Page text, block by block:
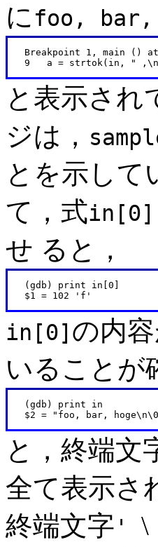
にfoo, bar,
Breakpoint 1, main ()
と表示され
ジは，
とを示して
て，式in[0]
せ ると，
   (gdb) print in[0]
in[0] の内
いることが
   (gdb) print in
と，終端文
全て表示さ
終端文字 ' \